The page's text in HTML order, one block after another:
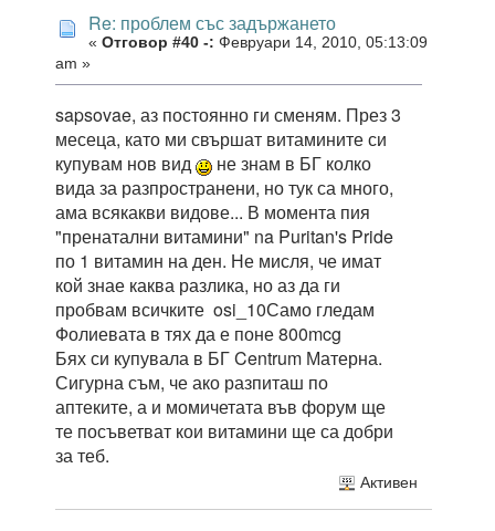
Re: проблем със задържането
« Отговор #40 -: Февруари 14, 2010, 05:13:09
am »
sapsovae, аз постоянно ги сменям. През 3
месеца, като ми свършат витамините си
купувам нов вид
не знам в БГ колко
вида за разпространени, но тук са много,
ама всякакви видове... В момента пия
"пренатални витамини" na Puritan's Pride
по 1 витамин на ден. Не мисля, че имат
кой знае каква разлика, но аз да ги
пробвам всичките osi_10Само гледам
Фолиевата в тях да е поне 800mcg
Бях си купувала в БГ Centrum Матерна.
Сигурна съм, че ако разпиташ по
аптеките, а и момичетата във форум ще
те посъветват кои витамини ще са добри
за теб.
Активен